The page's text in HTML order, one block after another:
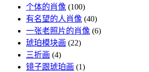
个体的肖像 (100)
有名望的人肖像 (40)
一张老照片的肖像 (6)
琥珀模块画 (22)
三折画 (4)
镜子跟琥珀画 (1)